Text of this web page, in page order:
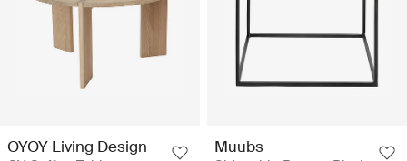
OYOY Living Design Muubs